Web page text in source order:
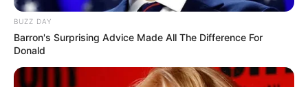
Generäle mit Knüppeln gegenseitig erschlagen würden,
BUZZ DAY
Barron's Surprising Advice Made All The Difference For
Donald